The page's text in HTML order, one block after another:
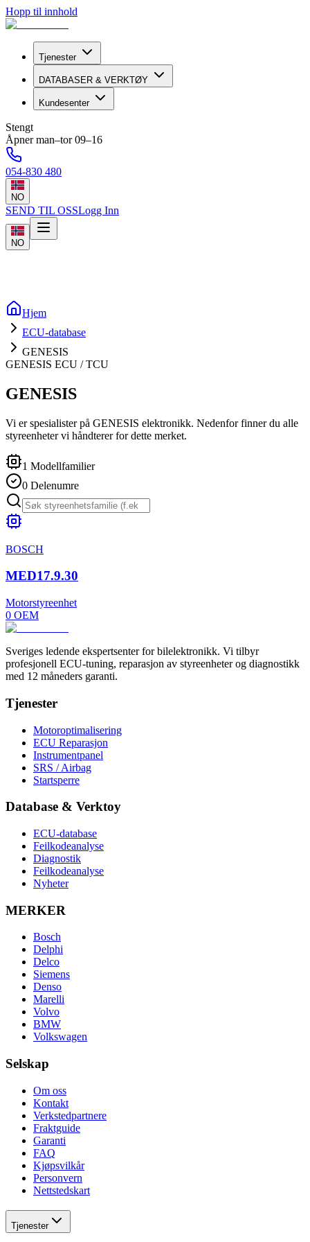
Hopp til innhold
Tjenester
DATABASER & VERKTØY
Kundesenter
Stengt
Åpner man–tor 09–16
054-830 480
NO
SEND TIL OSSLogg Inn
NO
Hjem
ECU-database
GENESIS
GENESIS ECU / TCU
GENESIS
Vi er spesialister på GENESIS elektronikk. Nedenfor finner du alle
styreenheter vi håndterer for dette merket.
1 Modellfamilier
0 Delenumre
BOSCH
MED17.9.30
Motorstyreenhet
0 OEM
Sveriges ledende ekspertsenter for bilelektronikk. Vi tilbyr
profesjonell ECU-tuning, reparasjon av styreenheter og diagnostikk
med 12 måneders garanti.
Tjenester
Motoroptimalisering
ECU Reparasjon
Instrumentpanel
SRS / Airbag
Startsperre
Database & Verktoy
ECU-database
Feilkodeanalyse
Diagnostik
Feilkodeanalyse
Nyheter
MERKER
Bosch
Delphi
Delco
Siemens
Denso
Marelli
Volvo
BMW
Volkswagen
Selskap
Om oss
Kontakt
Verkstedpartnere
Fraktguide
Garanti
FAQ
Kjøpsvilkår
Personvern
Nettstedskart
Tjenester